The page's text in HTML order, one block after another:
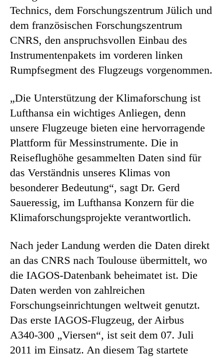
Technics, dem Forschungszentrum Jülich und
dem französischen Forschungszentrum
CNRS, den anspruchsvollen Einbau des
Instrumentenpakets im vorderen linken
Rumpfsegment des Flugzeugs vorgenommen.
„Die Unterstützung der Klimaforschung ist
Lufthansa ein wichtiges Anliegen, denn
unsere Flugzeuge bieten eine hervorragende
Plattform für Messinstrumente. Die in
Reiseflughöhe gesammelten Daten sind für
das Verständnis unseres Klimas von
besonderer Bedeutung“, sagt Dr. Gerd
Saueressig, im Lufthansa Konzern für die
Klimaforschungsprojekte verantwortlich.
Nach jeder Landung werden die Daten direkt
an das CNRS nach Toulouse übermittelt, wo
die IAGOS-Datenbank beheimatet ist. Die
Daten werden von zahlreichen
Forschungseinrichtungen weltweit genutzt.
Das erste IAGOS-Flugzeug, der Airbus
A340-300 „Viersen“, ist seit dem 07. Juli
2011 im Einsatz. An diesem Tag startete